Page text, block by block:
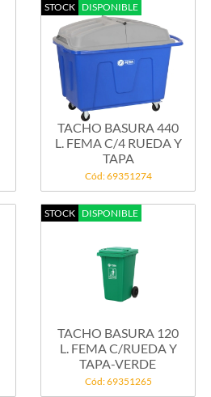
STOCK DISPONIBLE
TACHO BASURA 440
L. FEMA C/4 RUEDA Y
TAPA
Cód: 69351274
STOCK DISPONIBLE
TACHO BASURA 120
L. FEMA C/RUEDA Y
TAPA-VERDE
Cód: 69351265